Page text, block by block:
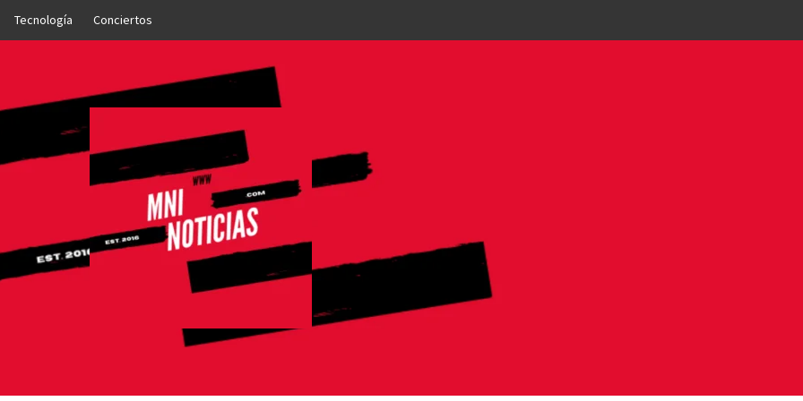
Tecnología Conciertos